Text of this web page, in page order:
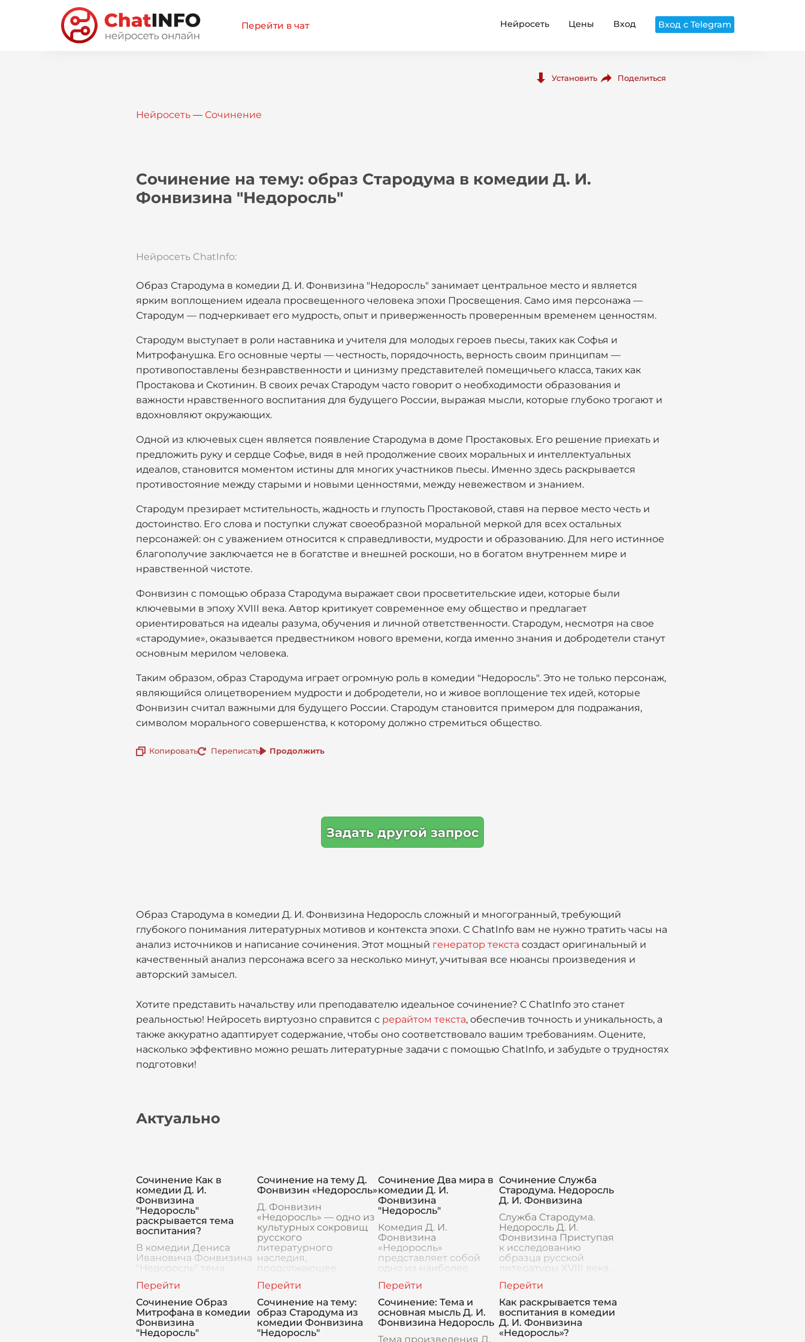
Перейти в чат Нейросеть Цены Вход Вход с Telegram
Установить Поделиться
Нейросеть — Сочинение
Сочинение на тему: образ Стародума в комедии Д. И.
Фонвизина "Недоросль"
Нейросеть ChatInfo:
Образ Стародума в комедии Д. И. Фонвизина "Недоросль" занимает центральное место и является
ярким воплощением идеала просвещенного человека эпохи Просвещения. Само имя персонажа —
Стародум — подчеркивает его мудрость, опыт и приверженность проверенным временем ценностям.
Стародум выступает в роли наставника и учителя для молодых героев пьесы, таких как Софья и
Митрофанушка. Его основные черты — честность, порядочность, верность своим принципам —
противопоставлены безнравственности и цинизму представителей помещичьего класса, таких как
Простакова и Скотинин. В своих речах Стародум часто говорит о необходимости образования и
важности нравственного воспитания для будущего России, выражая мысли, которые глубоко трогают и
вдохновляют окружающих.
Одной из ключевых сцен является появление Стародума в доме Простаковых. Его решение приехать и
предложить руку и сердце Софье, видя в ней продолжение своих моральных и интеллектуальных
идеалов, становится моментом истины для многих участников пьесы. Именно здесь раскрывается
противостояние между старыми и новыми ценностями, между невежеством и знанием.
Стародум презирает мстительность, жадность и глупость Простаковой, ставя на первое место честь и
достоинство. Его слова и поступки служат своеобразной моральной меркой для всех остальных
персонажей: он с уважением относится к справедливости, мудрости и образованию. Для него истинное
благополучие заключается не в богатстве и внешней роскоши, но в богатом внутреннем мире и
нравственной чистоте.
Фонвизин с помощью образа Стародума выражает свои просветительские идеи, которые были
ключевыми в эпоху XVIII века. Автор критикует современное ему общество и предлагает
ориентироваться на идеалы разума, обучения и личной ответственности. Стародум, несмотря на свое
«стародумие», оказывается предвестником нового времени, когда именно знания и добродетели станут
основным мерилом человека.
Таким образом, образ Стародума играет огромную роль в комедии "Недоросль". Это не только персонаж,
являющийся олицетворением мудрости и добродетели, но и живое воплощение тех идей, которые
Фонвизин считал важными для будущего России. Стародум становится примером для подражания,
символом морального совершенства, к которому должно стремиться общество.
Копировать Переписать Продолжить
Задать другой запрос
Образ Стародума в комедии Д. И. Фонвизина Недоросль сложный и многогранный, требующий
глубокого понимания литературных мотивов и контекста эпохи. С ChatInfo вам не нужно тратить часы на
анализ источников и написание сочинения. Этот мощный генератор текста создаст оригинальный и
качественный анализ персонажа всего за несколько минут, учитывая все нюансы произведения и
авторский замысел.
Хотите представить начальству или преподавателю идеальное сочинение? С ChatInfo это станет
реальностью! Нейросеть виртуозно справится с рерайтом текста, обеспечив точность и уникальность, а
также аккуратно адаптирует содержание, чтобы оно соответствовало вашим требованиям. Оцените,
насколько эффективно можно решать литературные задачи с помощью ChatInfo, и забудьте о трудностях
подготовки!
Актуально
Сочинение Как в
комедии Д. И.
Фонвизина
"Недоросль"
раскрывается тема
воспитания?
В комедии Дениса
Ивановича Фонвизина
"Недоросль" тема
центральное место и
раскрывается через
образы главных героев,
их взаимоотношения и
поведение. Фонвизин с
г
Сочинение на тему Д.
Фонвизин «Недоросль»
Д. Фонвизин
«Недоросль» — одно из
культурных сокровищ
русского
литературного
наследия,
продолжающее
читателей и критиков
даже спустя века.
Пьеса, впервые поста
Сочинение Два мира в
комедии Д. И.
Фонвизина
"Недоросль"
Комедия Д. И.
Фонвизина
«Недоросль»
представляет собой
одно из наиболее
произведений русской
литературы XVIII века.
На страницах этого
произведения
развертывается яркий
ко
Сочинение Служба
Стародума. Недоросль
Д. И. Фонвизина
Служба Стародума.
Недоросль Д. И.
Фонвизина Приступая
к исследованию
образца русской
литературы XVIII века,
мимо произведения,
которое стало
символом борьбы за п
Сочинение Образ
Митрофана в комедии
Фонвизина
"Недоросль"
Сочинение на тему:
образ Стародума из
комедии Фонвизина
"Недоросль"
Сочинение: Тема и
основная мысль Д. И.
Фонвизина Недоросль
Тема произведения Д.
Как раскрывается тема
воспитания в комедии
Д. И. Фонвизина
«Недоросль»?